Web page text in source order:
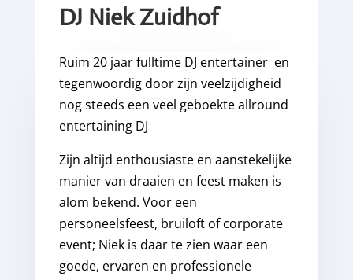
DJ Niek Zuidhof
Ruim 20 jaar fulltime DJ entertainer en
tegenwoordig door zijn veelzijdigheid
nog steeds een veel geboekte allround
entertaining DJ
Zijn altijd enthousiaste en aanstekelijke
manier van draaien en feest maken is
alom bekend. Voor een
personeelsfeest, bruiloft of corporate
event; Niek is daar te zien waar een
goede, ervaren en professionele